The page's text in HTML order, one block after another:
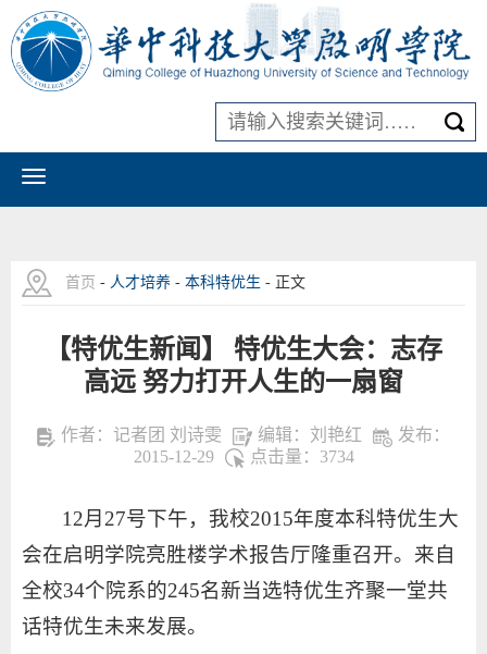
首页 - 人才培养 - 本科特优生 - 正文
【特优生新闻】 特优生大会：志存
高远 努力打开人生的一扇窗
作者：记者团 刘诗雯 编辑：刘艳红
发布：
2015-12-29
点击量： 3734
12月27号下午，我校2015年度本科特优生大
会在启明学院亮胜楼学术报告厅隆重召开。来自
全校34个院系的245名新当选特优生齐聚一堂共
话特优生未来发展。